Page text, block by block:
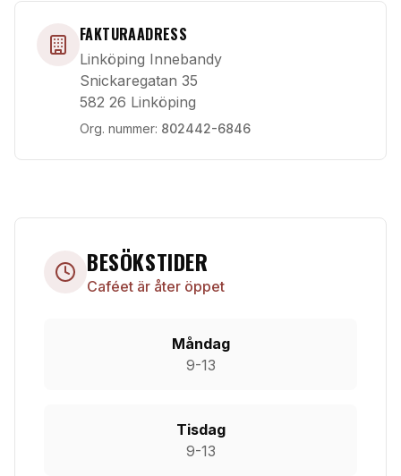
FAKTURAADRESS
Linköping Innebandy
Snickaregatan 35
582 26 Linköping
Org. nummer: 802442-6846
BESÖKSTIDER
Caféet är åter öppet
Måndag
9-13
Tisdag
9-13